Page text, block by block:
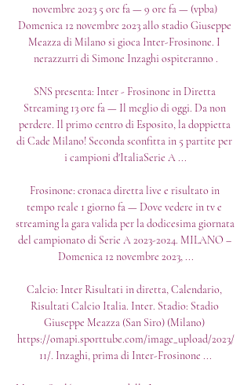
novembre 2023 5 ore fa — 9 ore fa — (vpba)
Domenica 12 novembre 2023 allo stadio Giuseppe
Meazza di Milano si gioca Inter-Frosinone. I
nerazzurri di Simone Inzaghi ospiteranno .
SNS presenta: Inter - Frosinone in Diretta
Streaming 13 ore fa — Il meglio di oggi. Da non
perdere. Il primo centro di Esposito, la doppietta
di Cade Milano! Seconda sconfitta in 5 partite per
i campioni d'ItaliaSerie A ...
Frosinone: cronaca diretta live e risultato in
tempo reale 1 giorno fa — Dove vedere in tv e
streaming la gara valida per la dodicesima giornata
del campionato di Serie A 2023-2024. MILANO –
Domenica 12 novembre 2023, ...
Calcio: Inter Risultati in diretta, Calendario,
Risultati Calcio Italia. Inter. Stadio: Stadio
Giuseppe Meazza (San Siro) (Milano)
https://omapi.sporttube.com/image_upload/2023/
11/. Inzaghi, prima di Inter-Frosinone ...